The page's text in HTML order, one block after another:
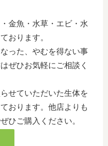
金魚・水草・エビ・水
おります。
った、やむを得ない事
ぜひお気軽にご相談く
せていただいた生体を
おります。他店よりも
ひご購入ください。